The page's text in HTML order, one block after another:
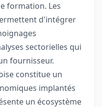
formation. Les
d'intégrer
sectorielles qui
fournisseur.
constitue un
implantés
un écosystème